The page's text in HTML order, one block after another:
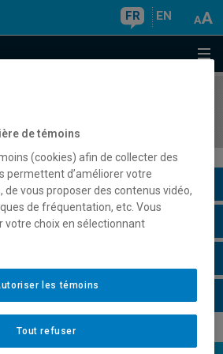
FR EN
de témoins
(cookies) afin de collecter des
permettent d’améliorer votre
de vous proposer des contenus vidéo,
de fréquentation, etc. Vous
votre choix en sélectionnant
Tout refuser
les témoins